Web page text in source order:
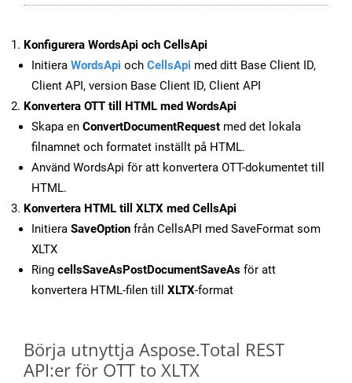
Konfigurera WordsApi och CellsApi
Initiera WordsApi och CellsApi med ditt Base Client ID,
Client API, version Base Client ID, Client API
Konvertera OTT till HTML med WordsApi
Skapa en ConvertDocumentRequest med det lokala
filnamnet och formatet inställt på HTML.
Använd WordsApi för att konvertera OTT-dokumentet till
HTML.
Konvertera HTML till XLTX med CellsApi
Initiera SaveOption från CellsAPI med SaveFormat som
XLTX
Ring cellsSaveAsPostDocumentSaveAs för att
konvertera HTML-filen till XLTX-format
Börja utnyttja Aspose.Total REST
API:er för OTT to XLTX